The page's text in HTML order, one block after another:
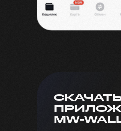
MW-